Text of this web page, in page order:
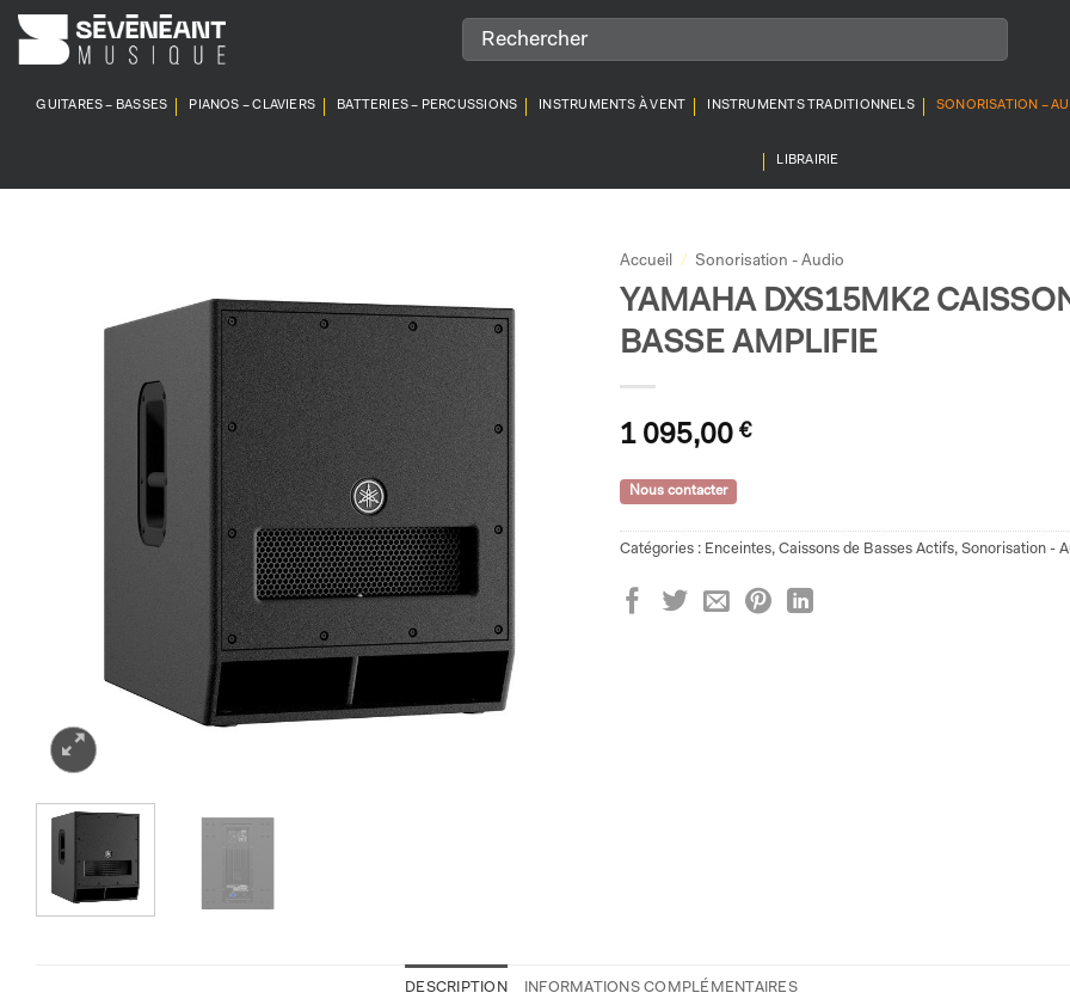
Passer
au
GUITARES – BASSES PIANOS – CLAVIERS BATTERIES – PERCUSSIONS INSTRUMENTS À VENT INSTRUMENTS TRADITIONNELS SONORISATION –
LIBRAIRIE
Accueil / Sonorisation - Audio
YAMAHA DXS15MK2
BASSE AMPLIFIE
1 095,00 €
Nous contacter
Catégories : Enceintes, Caissons de Basses Actifs, Sonorisation -
DESCRIPTION INFORMATIONS COMPLÉMENTAIRES